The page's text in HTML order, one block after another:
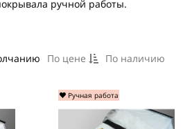
ручной работы.
По цене По наличию
Ручная работа